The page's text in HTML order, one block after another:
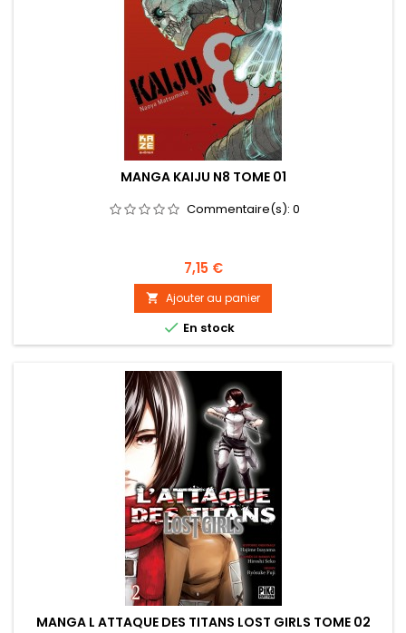
MANGA KAIJU N8 TOME 01
Commentaire(s): 0
Prix
7,15 €
 Ajouter au panier
 En stock
MANGA L ATTAQUE DES TITANS LOST GIRLS TOME 02